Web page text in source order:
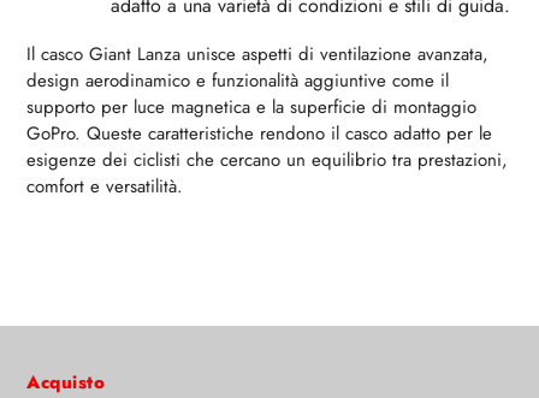
Il casco Giant Lanza unisce aspetti di ventilazione avanzata,
design aerodinamico e funzionalità aggiuntive come il
supporto per luce magnetica e la superficie di montaggio
GoPro. Queste caratteristiche rendono il casco adatto per le
esigenze dei ciclisti che cercano un equilibrio tra prestazioni,
comfort e versatilità.
Acquisto